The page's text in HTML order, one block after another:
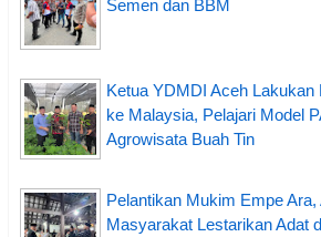
Semen dan BBM
Ketua YDMDI Aceh Lakukan
ke Malaysia, Pelajari Model
Agrowisata Buah Tin
Pelantikan Mukim Empe Ara,
Masyarakat Lestarikan Adat